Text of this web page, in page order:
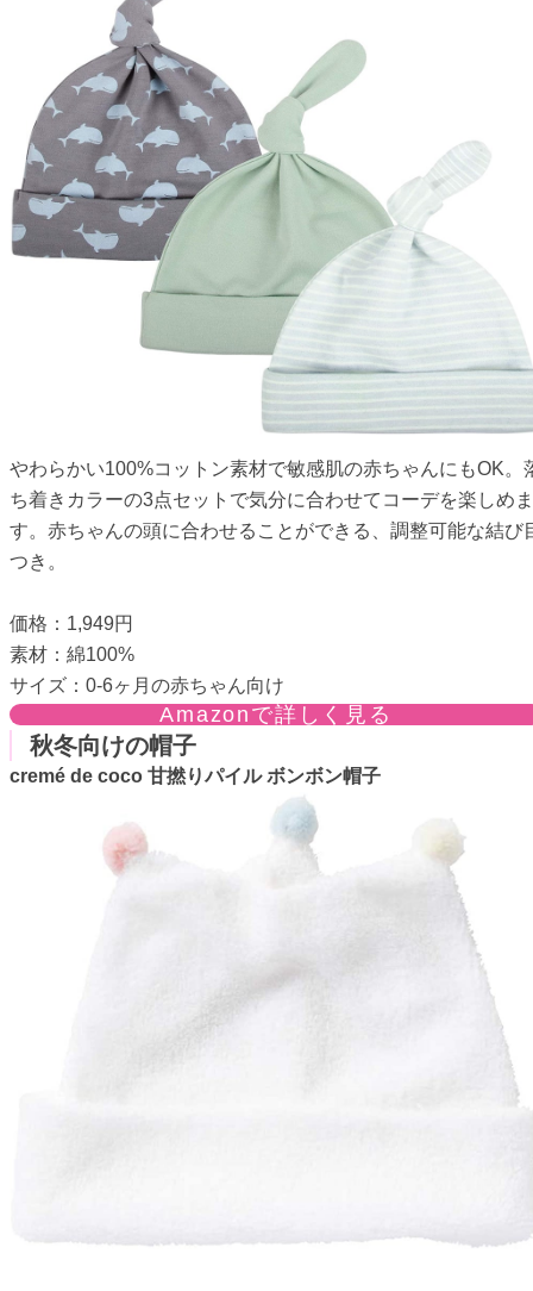
やわらかい100%コットン素材で敏感肌の赤ちゃんにもOK。
ち着きカラーの3点セットで気分に合わせてコーデを楽しめま
す。赤ちゃんの頭に合わせることができる、調整可能な結び
つき。
価格：1,949円
素材：綿100%
サイズ：0-6ヶ月の赤ちゃん向け
Amazonで詳しく見る
秋冬向けの帽子
cremé de coco 甘撚りパイル ボンボン帽子